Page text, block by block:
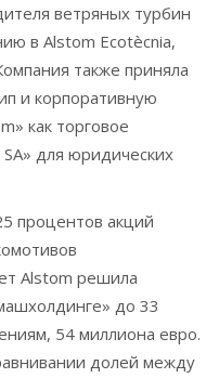
ветряных турбин
в Alstom Ecotècnia,
также приняла
и корпоративную
как торговое
для юридических
процентов акций
Alstom решила
до 33
54 миллиона евро.
долей между